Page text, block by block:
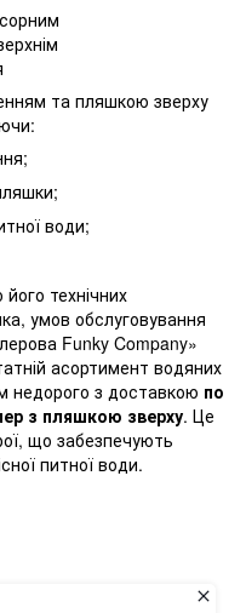
та пляшкою зверху
води;
технічних
умов обслуговування
Funky Company»
асортимент водяних
недорого з доставкою по
з пляшкою зверху. Це
що забезпечують
питної води.